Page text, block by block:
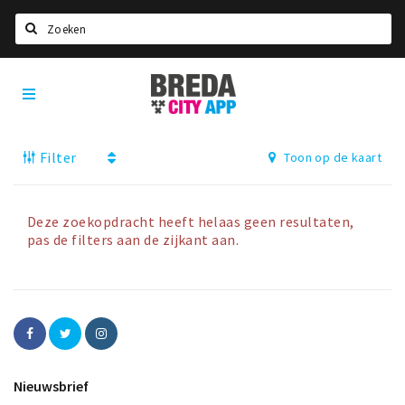
Home
Deals
Nieuws, interviews & blogs
Slapen
Recreatief
Breda
City
App
Filter Toon op de kaart
Deze zoekopdracht heeft helaas geen resultaten,
pas de filters aan de zijkant aan.
Nieuwsbrief